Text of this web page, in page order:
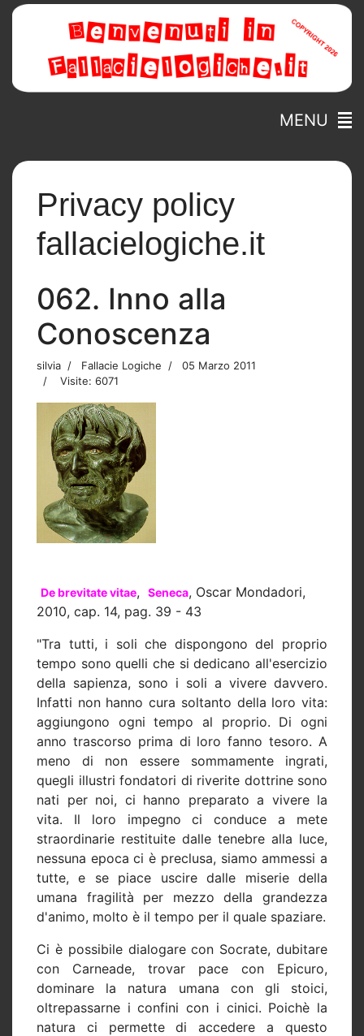
MENU
Privacy policy
fallacielogiche.it
062. Inno alla
Conoscenza
silvia Fallacie Logiche
05 Marzo 2011
Visite: 6071
De brevitate vitae, Seneca, Oscar Mondadori,
2010, cap. 14, pag. 39 - 43
"Tra tutti, i soli che dispongono del proprio
tempo sono quelli che si dedicano all'esercizio
della sapienza, sono i soli a vivere davvero.
Infatti non hanno cura soltanto della loro vita:
aggiungono ogni tempo al proprio. Di ogni
anno trascorso prima di loro fanno tesoro. A
meno di non essere sommamente ingrati,
quegli illustri fondatori di riverite dottrine sono
nati per noi, ci hanno preparato a vivere la
vita. Il loro impegno ci conduce a mete
straordinarie restituite dalle tenebre alla luce,
nessuna epoca ci è preclusa, siamo ammessi a
tutte, e se piace uscire dalle miserie della
umana fragilità per mezzo della grandezza
d'animo, molto è il tempo per il quale spaziare.
Ci è possibile dialogare con Socrate, dubitare
con Carneade, trovar pace con Epicuro,
dominare la natura umana con gli stoici,
oltrepassarne i confini con i cinici. Poichè la
natura ci permette di accedere a questo